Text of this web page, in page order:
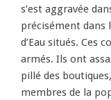
s’est aggravée
précisément dans
d’Eau situés. Ces
armés. Ils ont
pillé des
membres de la